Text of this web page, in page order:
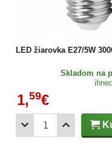
LED žiarovka E27/5W
Skladom na
1,59€